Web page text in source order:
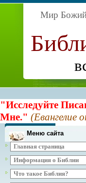
Мир Божий
"Исследуйте
Мне." (Евангелие
Меню сайта
Главная страница
Информация о Библии
Что такое Библия?